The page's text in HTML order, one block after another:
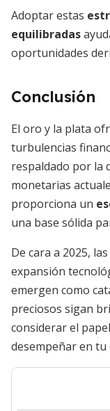
Adoptar estas
equilibradas
oportunidades
Conclusión
El oro y la plata
turbulencias
respaldado por la
monetarias
proporciona un
una base sólida
De cara a 2025,
expansión
emergen como
preciosos sigan
considerar el
desempeñar en